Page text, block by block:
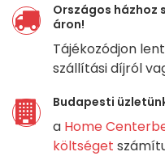
Országos házhoz
áron!
Tájékozódjon
szállítási díjról
Budapesti
a Home
költséget